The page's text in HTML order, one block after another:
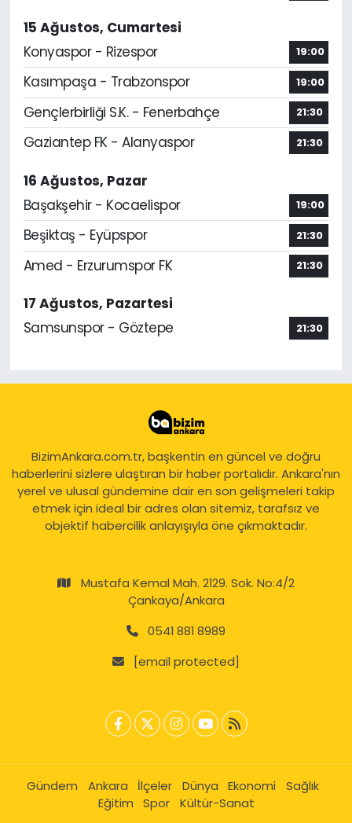
15 Ağustos, Cumartesi
Konyaspor - Rizespor
19:00
Kasımpaşa - Trabzonspor 19:00
Gençlerbirliği S.K. - Fenerbahçe 21:30
Gaziantep FK - Alanyaspor 21:30
16 Ağustos, Pazar
Başakşehir - Kocaelispor
19:00
Beşiktaş - Eyüpspor 21:30
Amed - Erzurumspor FK 21:30
17 Ağustos, Pazartesi
Samsunspor - Göztepe
21:30
BizimAnkara.com.tr, başkentin en güncel ve doğru
haberlerini sizlere ulaştıran bir haber portalıdır. Ankara'nın
yerel ve ulusal gündemine dair en son gelişmeleri takip
etmek için ideal bir adres olan sitemiz, tarafsız ve
objektif habercilik anlayışıyla öne çıkmaktadır.
Mustafa Kemal Mah. 2129. Sok. No:4/2
Çankaya/Ankara
0541 881 8989
[email protected]
Gündem Ankara İlçeler Dünya Ekonomi
Sağlık
Eğitim
Spor Kültür-Sanat